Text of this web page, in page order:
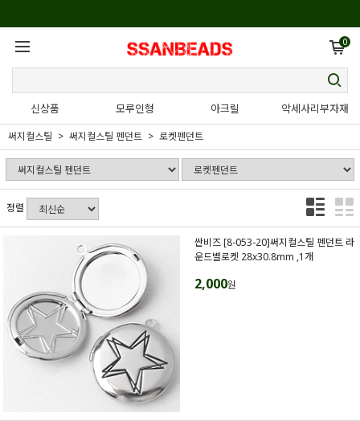
0
신상품 모루인형 아크릴 악세사리부자재
써지컬스틸 써지컬스틸 펜던트 로켓펜던트
정렬
싼비즈 [8-053-20]써지컬스틸 펜던트 라
운드별로켓 28x30.8mm ,1개
2,000원